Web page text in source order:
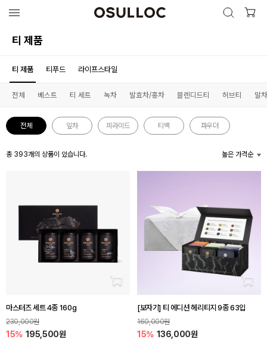
검색 열
인기 검색어
티 제품
티 제품 티푸드 라이프스타일
전체 베스트 티 세트 녹차 발효차/홍차 블렌디드티 허브티 말
전체 잎차 피라미드 티백 파우더
총 393개의 상품이 있습니다. 높은 가격순
장바구니 담기
마스터즈 세트 4종 160g
230,000원
15% 195,500원
장바
[보자기] 티 에디션 헤리티지 9종 63입
160,000원
15% 136,000원